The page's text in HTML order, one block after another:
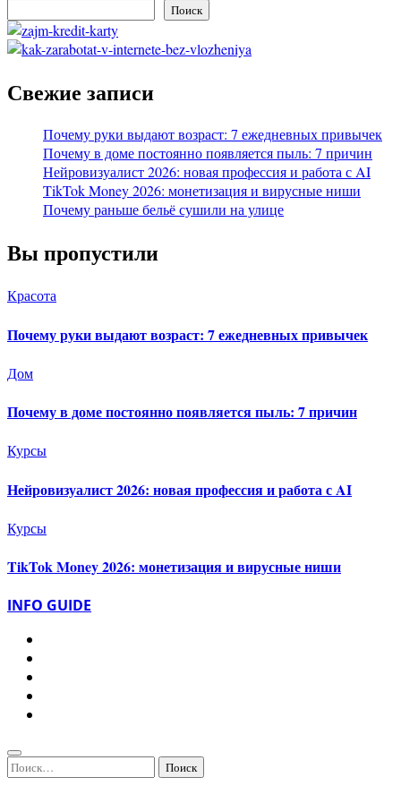
Поиск
Свежие записи
Почему руки выдают возраст: 7 ежедневных привычек
Почему в доме постоянно появляется пыль: 7 причин
Нейровизуалист 2026: новая профессия и работа с AI
TikTok Money 2026: монетизация и вирусные ниши
Почему раньше бельё сушили на улице
Вы пропустили
Красота
Почему руки выдают возраст: 7 ежедневных привычек
Дом
Почему в доме постоянно появляется пыль: 7 причин
Курсы
Нейровизуалист 2026: новая профессия и работа с AI
Курсы
TikTok Money 2026: монетизация и вирусные ниши
INFO GUIDE
Найти: